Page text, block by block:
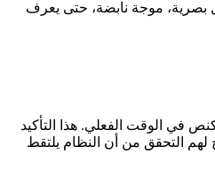
بصرية، موجة نابضة، حتى يعرف
كنص في الوقت الفعلي. هذا التأكيد
لهم التحقق من أن النظام يلتقط